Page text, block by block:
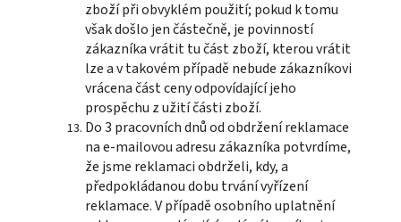
zboží při obvyklém použití; pokud k tomu
však došlo jen částečně, je povinností
zákazníka vrátit tu část zboží, kterou vrátit
lze a v takovém případě nebude zákazníkovi
vrácena část ceny odpovídající jeho
prospěchu z užití části zboží.
Do 3 pracovních dnů od obdržení reklamace
na e-mailovou adresu zákazníka potvrdíme,
že jsme reklamaci obdrželi, kdy, a
předpokládanou dobu trvání vyřízení
reklamace. V případě osobního uplatnění